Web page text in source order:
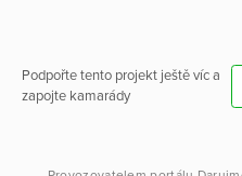
Podpořte tento projekt ještě víc a
zapojte kamarády